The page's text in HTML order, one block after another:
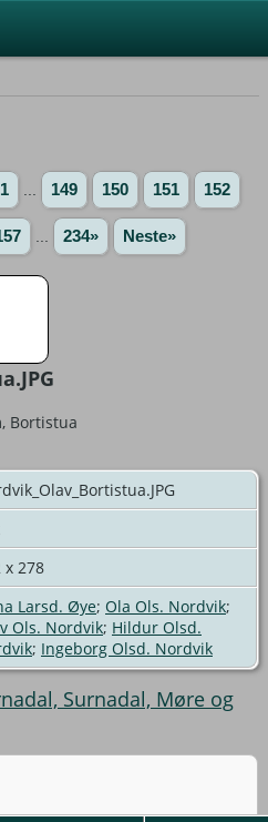
149 150 151 152
234» Neste»
Bortistua
x 278
Larsd. Øye; Ola Ols. Nordvik;
Ols. Nordvik; Hildur Olsd.
; Ingeborg Olsd. Nordvik
Surnadal, Møre og